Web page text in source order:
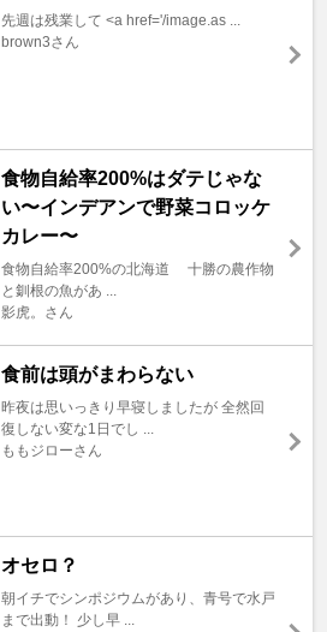
先週は残業して <a href='/image.as ...
brown3さん
食物自給率200%はダテじゃな
い〜インデアンで野菜コロッケ
カレー〜
食物自給率200%の北海道 十勝の農作物
と釧根の魚があ ...
影虎。さん
食前は頭がまわらない
昨夜は思いっきり早寝しましたが 全然回
復しない変な1日でし ...
ももジローさん
オセロ？
朝イチでシンポジウムがあり、青号で水戸
まで出動！ 少し早 ...